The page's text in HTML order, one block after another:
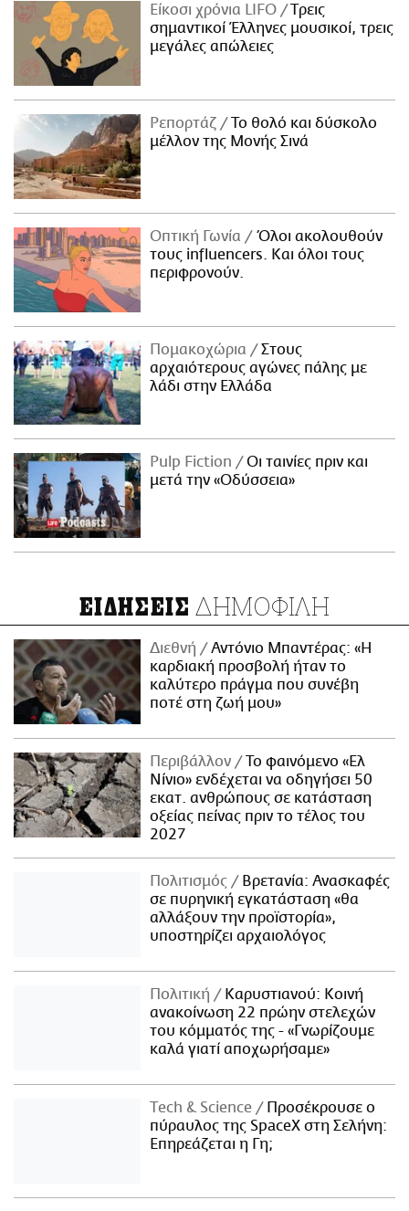
Είκοσι χρόνια LIFO
Tρεις
σημαντικοί Έλληνες μουσικοί, τρεις
μεγάλες απώλειες
Ρεπορτάζ
Το θολό και δύσκολο
μέλλον της Μονής Σινά
Οπτική Γωνία
Όλοι ακολουθούν
τους influencers. Και όλοι τους
περιφρονούν.
Πομακοχώρια
Στους
αρχαιότερους αγώνες πάλης με
λάδι στην Ελλάδα
Pulp Fiction
Οι ταινίες πριν και
μετά την «Οδύσσεια»
ΕΙΔΗΣΕΙΣ ΔΗΜΟΦΙΛΗ
Διεθνή
Αντόνιο Μπαντέρας: «Η
καρδιακή προσβολή ήταν το
καλύτερο πράγμα που συνέβη
ποτέ στη ζωή μου»
Περιβάλλον
Το φαινόμενο «Ελ
Νίνιο» ενδέχεται να οδηγήσει 50
εκατ. ανθρώπους σε κατάσταση
οξείας πείνας πριν το τέλος του
2027
Πολιτισμός
Βρετανία: Ανασκαφές
σε πυρηνική εγκατάσταση «θα
αλλάξουν την προϊστορία»,
υποστηρίζει αρχαιολόγος
Πολιτική
Καρυστιανού: Κοινή
ανακοίνωση 22 πρώην στελεχών
του κόμματός της - «Γνωρίζουμε
καλά γιατί αποχωρήσαμε»
Τech & Science
Προσέκρουσε ο
πύραυλος της SpaceX στη Σελήνη:
Επηρεάζεται η Γη;